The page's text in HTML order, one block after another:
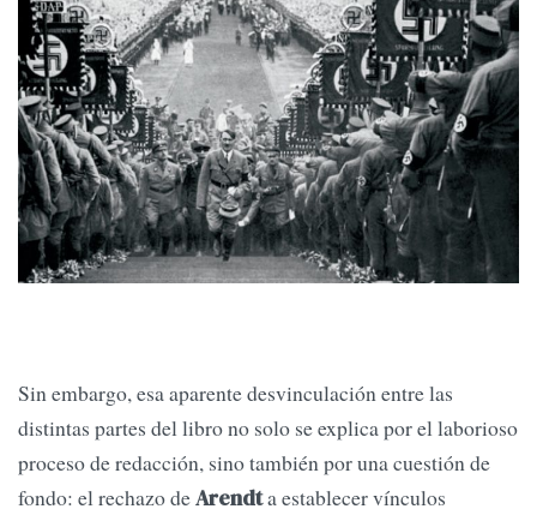
Sin embargo, esa aparente desvinculación entre las
distintas partes del libro no solo se explica por el laborioso
proceso de redacción, sino también por una cuestión de
fondo: el rechazo deArendta establecer vínculos